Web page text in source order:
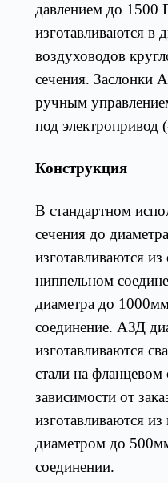
давлением до 1500
изготавливаются в
воздуховодов
сечения. Заслонки
ручным
под электропривод
Конструкция
В стандартном
сечения до
изготавливаются
ниппельном
диаметра до
соединение. АЗД
изготавливаются
стали на
зависимости от
изготавливаются
диаметром до
соединении.